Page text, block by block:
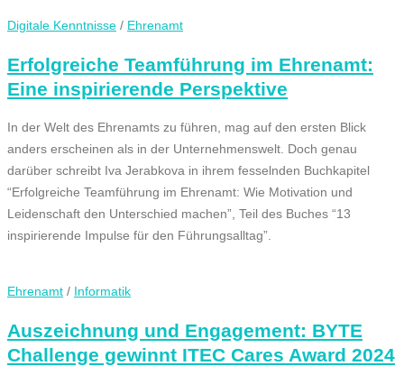
Digitale Kenntnisse / Ehrenamt
Erfolgreiche Teamführung im Ehrenamt:
Eine inspirierende Perspektive
In der Welt des Ehrenamts zu führen, mag auf den ersten Blick
anders erscheinen als in der Unternehmenswelt. Doch genau
darüber schreibt Iva Jerabkova in ihrem fesselnden Buchkapitel
“Erfolgreiche Teamführung im Ehrenamt: Wie Motivation und
Leidenschaft den Unterschied machen”, Teil des Buches “13
inspirierende Impulse für den Führungsalltag”.
Ehrenamt / Informatik
Auszeichnung und Engagement: BYTE
Challenge gewinnt ITEC Cares Award 2024